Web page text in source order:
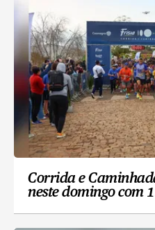
Corrida e
neste domingo com